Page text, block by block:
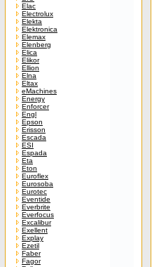
Elac
Electrolux
Elekta
Elektronica
Elemax
Elenberg
Elica
Elikor
Ellion
Elna
Eltax
eMachines
Energy
Enforcer
Engl
Epson
Erisson
Escada
ESI
Espada
Eta
Eton
Euroflex
Eurosoba
Eurotec
Eventide
Everbrite
Everfocus
Excalibur
Exellent
Explay
Ezetil
Faber
Fagor